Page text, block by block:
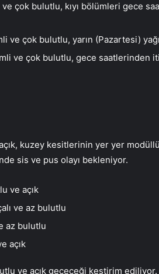
ve çok bulutlu, kıyı bölümleri gece
ve çok bulutlu, yarın (Pazartesi)
ve çok bulutlu, gece saatlerinden
kuzey kesitlerinin yer yer
sis ve pus olayı bekleniyor.
ve açık
ve az bulutlu
az bulutlu
açık
ve açık geçeceği kestirim ediliyor.